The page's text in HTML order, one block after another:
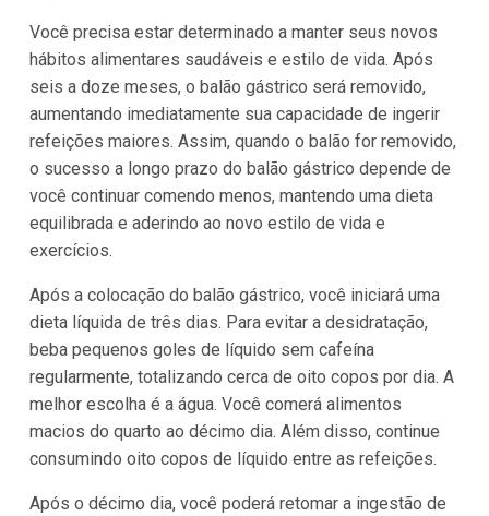
Você precisa estar determinado a manter seus novos
hábitos alimentares saudáveis e estilo de vida. Após
seis a doze meses, o balão gástrico será removido,
aumentando imediatamente sua capacidade de ingerir
refeições maiores. Assim, quando o balão for removido,
o sucesso a longo prazo do balão gástrico depende de
você continuar comendo menos, mantendo uma dieta
equilibrada e aderindo ao novo estilo de vida e
exercícios.
Após a colocação do balão gástrico, você iniciará uma
dieta líquida de três dias. Para evitar a desidratação,
beba pequenos goles de líquido sem cafeína
regularmente, totalizando cerca de oito copos por dia. A
melhor escolha é a água. Você comerá alimentos
macios do quarto ao décimo dia. Além disso, continue
consumindo oito copos de líquido entre as refeições.
Após o décimo dia, você poderá retomar a ingestão de